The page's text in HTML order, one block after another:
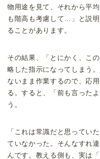
物用途を見て、それから平
も階高も考慮して…」と説
ることがあります。
その結果、「とにかく、こ
略した指示になってしまう
ないまま作業するので、応
る。すると、「前も言った
う。
「これは常識だと思ってい
ていなかった。そんなすれ
んです。教える側も、実は